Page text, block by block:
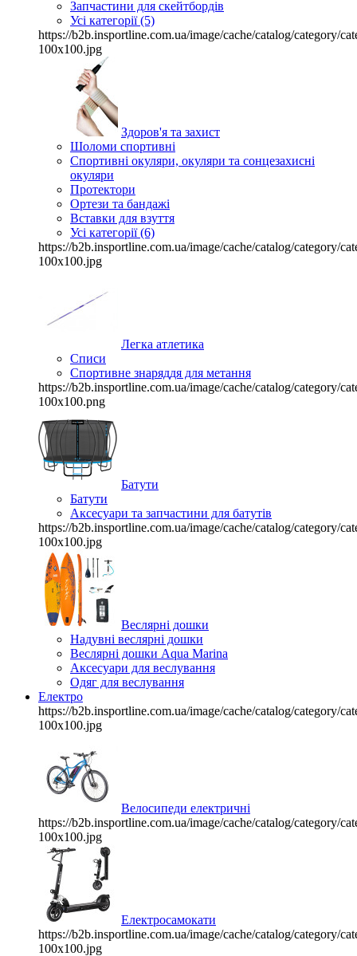
Запчастини для скейтбордів
Усі категорії (5)
https://b2b.insportline.com.ua/image/cache/catalog/category/
100x100.jpg
Здоров'я та захист
Шоломи спортивні
Спортивні окуляри, окуляри та сонцезахисні
окуляри
Протектори
Ортези та бандажі
Вставки для взуття
Усі категорії (6)
https://b2b.insportline.com.ua/image/cache/catalog/category/
100x100.jpg
Легка атлетика
Списи
Спортивне знаряддя для метання
https://b2b.insportline.com.ua/image/cache/catalog/category/
100x100.png
Батути
Батути
Аксесуари та запчастини для батутів
https://b2b.insportline.com.ua/image/cache/catalog/category/
100x100.jpg
Веслярні дошки
Надувні веслярні дошки
Веслярні дошки Aqua Marina
Аксесуари для веслування
Одяг для веслування
Електро
https://b2b.insportline.com.ua/image/cache/catalog/category/
100x100.jpg
Велосипеди електричні
https://b2b.insportline.com.ua/image/cache/catalog/category/
100x100.jpg
Електросамокати
https://b2b.insportline.com.ua/image/cache/catalog/category/
100x100.jpg